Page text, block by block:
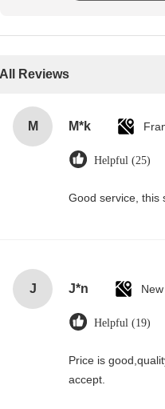
All Reviews
M M*k
Helpful (25)
Good service, this
J J*n
Helpful (19)
Price is
accept.